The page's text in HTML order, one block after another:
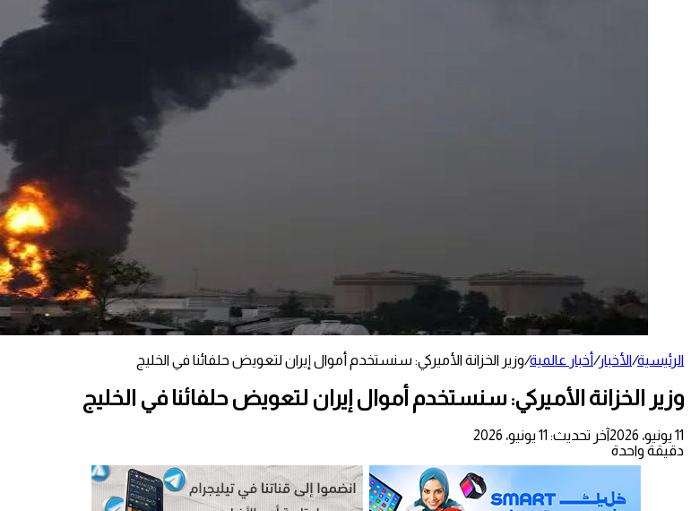
الرئيسية/الأخبار/أخبار عالمية/وزير الخزانة الأميركي: سنستخدم أموال إيران لتعويض حلفائنا في الخليج
وزير الخزانة الأميركي: سنستخدم أموال إيران لتعويض حلفائنا في الخليج
11 يونيو، 2026
آخر تحديث: 11 يونيو، 2026
دقيقة واحدة